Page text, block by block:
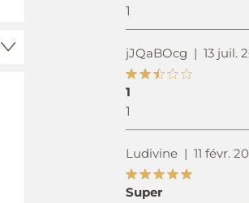
1
jJQaBOcg | 13 juil.
1
1
Ludivine | 11 févr.
Super